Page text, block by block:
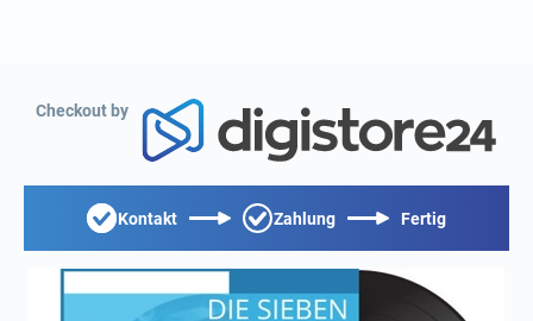
Checkout by
Kontakt Zahlung Fertig